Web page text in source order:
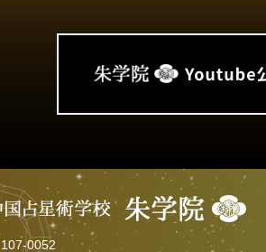
107-0052